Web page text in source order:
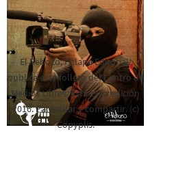
El Rebozo, Palapa Editorial,
publica este folleto del Centro de
Medios Libres. Esta es la edición
2016. Para rolar y compartir. (c)
Copyplis.